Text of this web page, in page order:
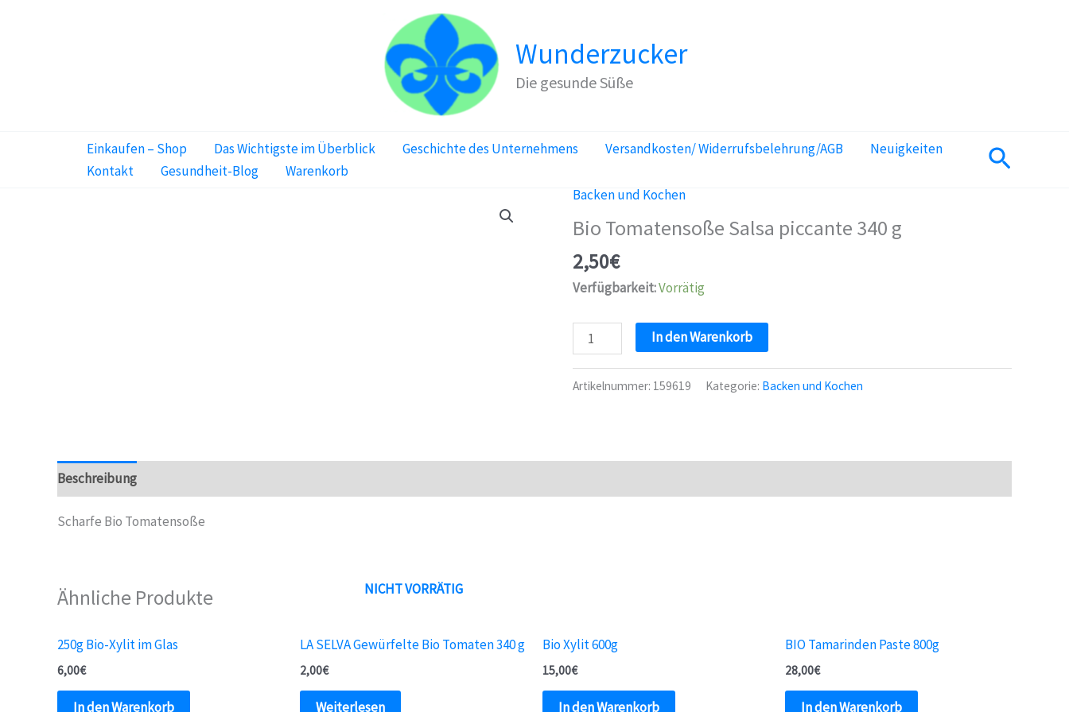
Wunderzucker
Die gesunde Süße
Einkaufen – Shop Das Wichtigste im Überblick Geschichte des Unternehmens Versandkosten/ Widerrufsbelehrung/AGB
Neuigkeiten
Kontakt
Gesundheit-Blog Warenkorb Suchen
Backen und Kochen
Bio Tomatensoße Salsa piccante 340 g
2,50€
Verfügbarkeit:Vorrätig
Bio
Tomatensoße
Salsa
Menge
In den Warenkorb
Artikelnummer: 159619 Kategorie: Backen und Kochen
Beschreibung
Scharfe Bio Tomatensoße
Ähnliche Produkte
250g Bio-Xylit im Glas
6,00€
In den Warenkorb
NICHT VORRÄTIG
LA SELVA Gewürfelte Bio Tomaten 340 g
2,00€
Weiterlesen
Bio Xylit 600g
15,00€
In den Warenkorb
BIO Tamarinden Paste 800g
28,00€
In den Warenkorb